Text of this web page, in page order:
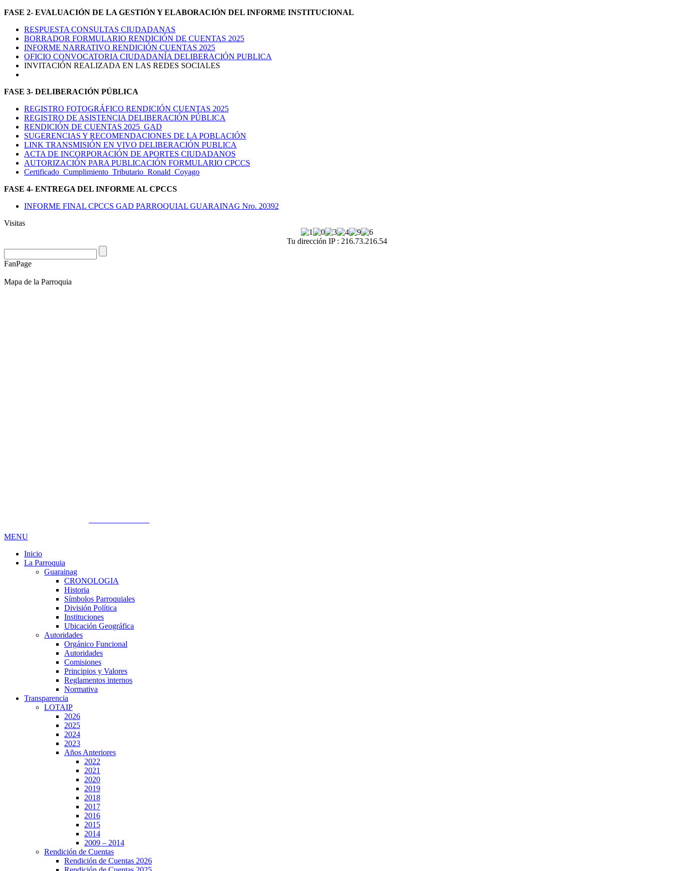
FASE 2- EVALUACIÓN DE LA GESTIÓN Y ELABORACIÓN DEL INFORME INSTITUCIONAL
RESPUESTA CONSULTAS CIUDADANAS
BORRADOR FORMULARIO RENDICIÓN DE CUENTAS 2025
INFORME NARRATIVO RENDICIÓN CUENTAS 2025
OFICIO CONVOCATORIA CIUDADANÍA DELIBERACIÓN PUBLICA
INVITACIÓN REALIZADA EN LAS REDES SOCIALES
FASE 3- DELIBERACIÓN PÚBLICA
REGISTRO FOTOGRÁFICO RENDICIÓN CUENTAS 2025
REGISTRO DE ASISTENCIA DELIBERACIÓN PÚBLICA
RENDICIÓN DE CUENTAS 2025_GAD
SUGERENCIAS Y RECOMENDACIONES DE LA POBLACIÓN
LINK TRANSMISIÓN EN VIVO DELIBERACIÓN PUBLICA
ACTA DE INCORPORACIÓN DE APORTES CIUDADANOS
AUTORIZACIÓN PARA PUBLICACIÓN FORMULARIO CPCCS
Certificado_Cumplimiento_Tributario_Ronald_Coyago
FASE 4- ENTREGA DEL INFORME AL CPCCS
INFORME FINAL CPCCS GAD PARROQUIAL GUARAINAG Nro. 20392
Visitas
Tu dirección IP : 216.73.216.54
FanPage
Mapa de la Parroquia
MENU
Inicio
La Parroquia
Guarainag
CRONOLOGIA
Historia
Símbolos Parroquiales
División Política
Instituciones
Ubicación Geográfica
Autoridades
Orgánico Funcional
Autoridades
Comisiones
Principios y Valores
Reglamentos internos
Normativa
Transparencia
LOTAIP
2026
2025
2024
2023
Años Anteriores
2022
2021
2020
2019
2018
2017
2016
2015
2014
2009 – 2014
Rendición de Cuentas
Rendición de Cuentas 2026